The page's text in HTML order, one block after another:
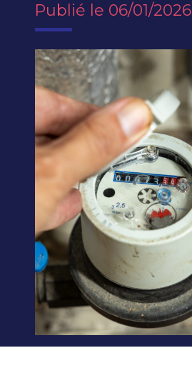
Publié le 06/01/2026